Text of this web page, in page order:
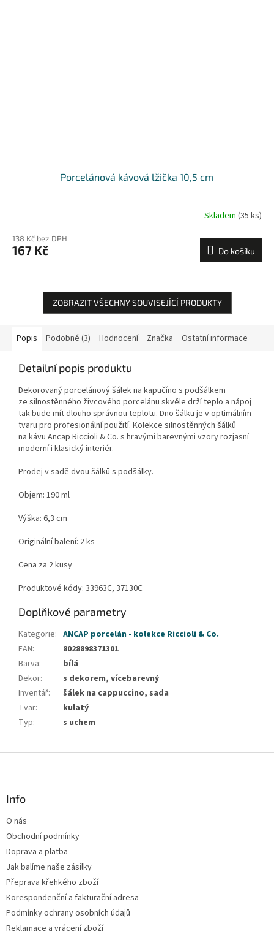
Porcelánová kávová lžička 10,5 cm
Skladem (35 ks)
138 Kč bez DPH
167 Kč Do košíku
ZOBRAZIT VŠECHNY SOUVISEJÍCÍ PRODUKTY
Popis Podobné (3) Hodnocení Značka Ostatní informace
Detailní popis produktu
Dekorovaný porcelánový šálek na kapučíno s podšálkem
ze silnostěnného živcového porcelánu skvěle drží teplo a nápoj
tak bude mít dlouho správnou teplotu. Dno šálku je v optimálním
tvaru pro profesionální použití. Kolekce silnostěnných šálků
na kávu Ancap Riccioli & Co. s hravými barevnými vzory rozjasní
moderní i klasický interiér.
Prodej v sadě dvou šálků s podšálky.
Objem: 190 ml
Výška: 6,3 cm
Originální balení: 2 ks
Cena za 2 kusy
Produktové kódy: 33963C, 37130C
Doplňkové parametry
Kategorie: ANCAP porcelán - kolekce Riccioli & Co.
EAN:
8028898371301
Barva:
bílá
Dekor:
s dekorem, vícebarevný
Inventář:
šálek na cappuccino, sada
Tvar:
kulatý
Typ: s uchem
Info
O nás
Obchodní podmínky
Doprava a platba
Jak balíme naše zásilky
Přeprava křehkého zboží
Korespondenční a fakturační adresa
Podmínky ochrany osobních údajů
Reklamace a vrácení zboží